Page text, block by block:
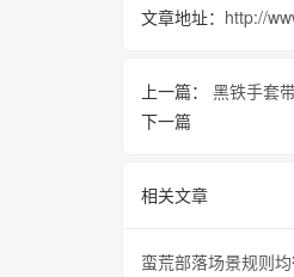
文章地址： http://
上一篇： 黑铁手套
下一篇
相关文章
蛮荒部落场景规则